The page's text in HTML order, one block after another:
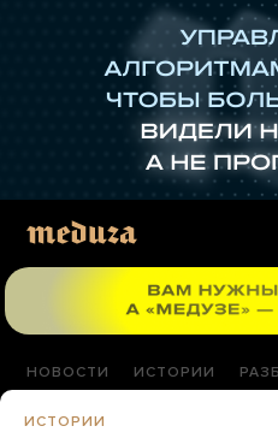
НОВОСТИ ИСТОРИИ
ИСТОРИИ